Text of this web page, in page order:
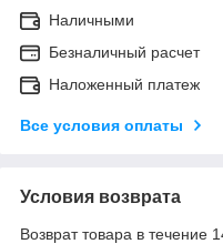
Наличными
Безналичный расчет
Наложенный платеж
Все условия оплаты
Условия возврата
Возврат товара в течение